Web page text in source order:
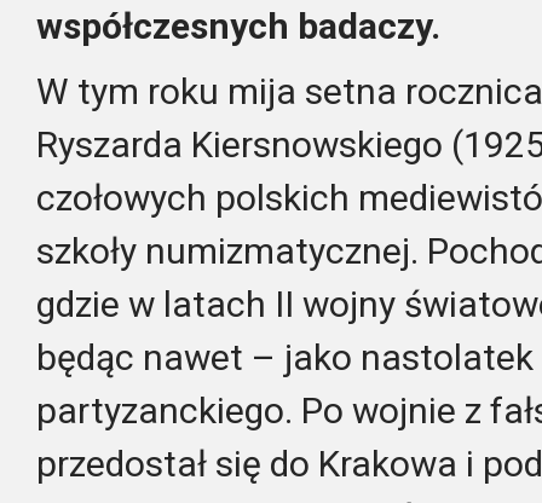
współczesnych badaczy.
W tym roku mija setna
Ryszarda Kiersnowskiego
czołowych polskich
szkoły numizmatycznej.
gdzie w latach II wojny
będąc nawet – jako nastolatek
partyzanckiego. Po wojnie z
przedostał się do Krakowa i